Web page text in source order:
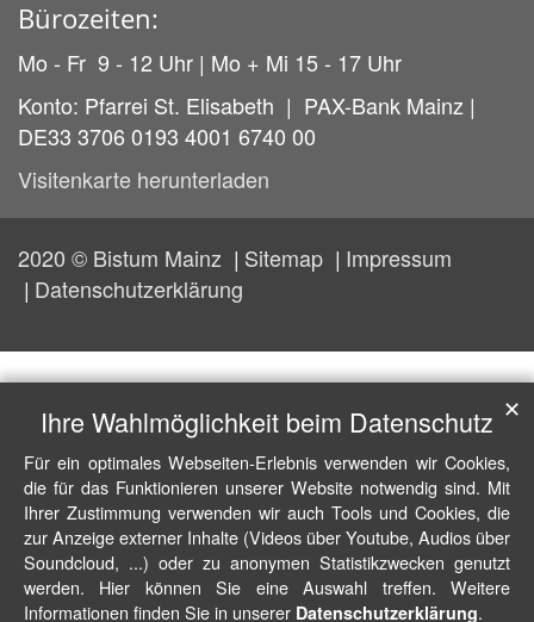
Bürozeiten:
Mo - Fr 9 - 12 Uhr | Mo + Mi 15 - 17 Uhr
Konto: Pfarrei St. Elisabeth | PAX-Bank Mainz |
DE33 3706 0193 4001 6740 00
Visitenkarte herunterladen
2020 © Bistum Mainz Sitemap
Impressum
Datenschutzerklärung
Ihre Wahlmöglichkeit beim Datenschutz
Für ein optimales Webseiten-Erlebnis verwenden wir Cookies,
die für das Funktionieren unserer Website notwendig sind. Mit
Ihrer Zustimmung verwenden wir auch Tools und Cookies, die
zur Anzeige externer Inhalte (Videos über Youtube, Audios über
Soundcloud, ...) oder zu anonymen Statistikzwecken genutzt
werden. Hier können Sie eine Auswahl treffen. Weitere
Informationen finden Sie in unserer Datenschutzerklärung.
✕